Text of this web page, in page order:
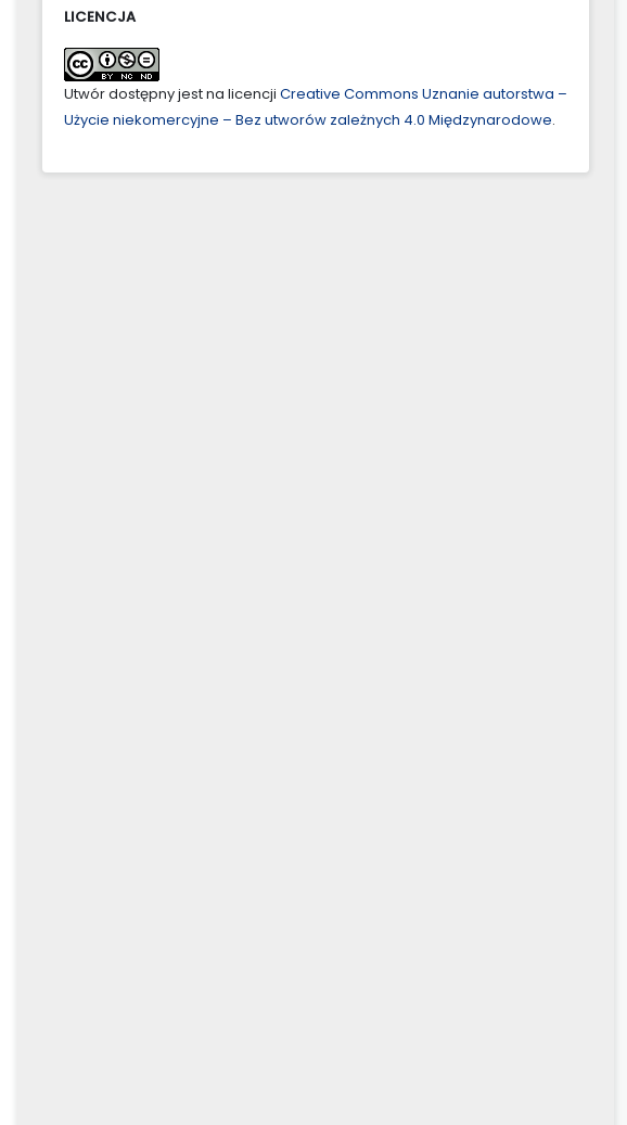
LICENCJA
Utwór dostępny jest na licencji Creative Commons Uznanie autorstwa –
Użycie niekomercyjne – Bez utworów zależnych 4.0 Międzynarodowe.